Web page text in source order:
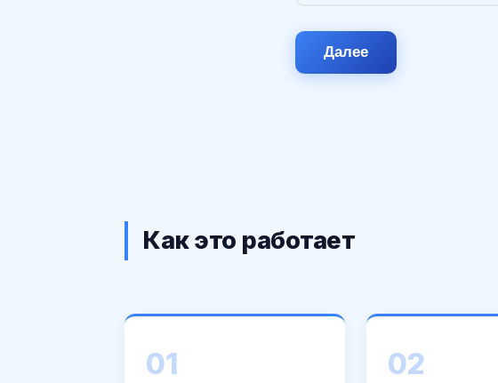
Далее
Как это работает
01 02